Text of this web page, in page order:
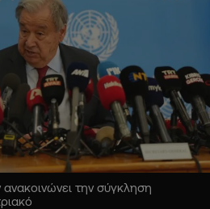
την σύγκληση